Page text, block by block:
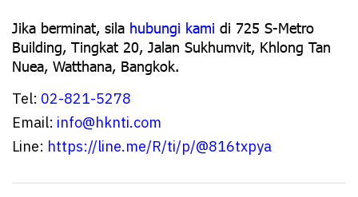
Jika berminat, sila hubungi kami di 725 S-Metro
Building, Tingkat 20, Jalan Sukhumvit, Khlong Tan
Nuea, Watthana, Bangkok.
Tel: 02-821-5278
Email: info@hknti.com
Line: https://line.me/R/ti/p/@816txpya